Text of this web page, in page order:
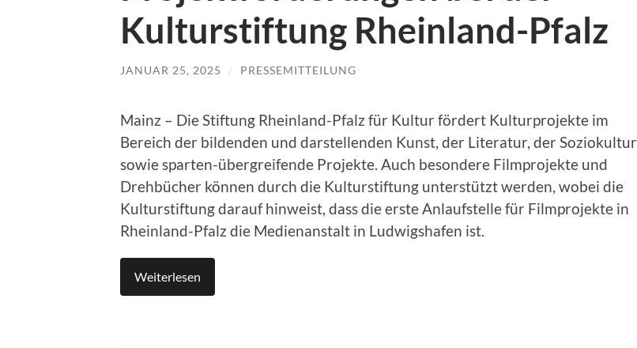
Kulturstiftung Rheinland-Pfalz
JANUAR 25, 2025 / PRESSEMITTEILUNG
Mainz – Die Stiftung Rheinland-Pfalz für Kultur fördert Kulturprojekte im
Bereich der bildenden und darstellenden Kunst, der Literatur, der Soziokultur
sowie sparten-übergreifende Projekte. Auch besondere Filmprojekte und
Drehbücher können durch die Kulturstiftung unterstützt werden, wobei die
Kulturstiftung darauf hinweist, dass die erste Anlaufstelle für Filmprojekte in
Rheinland-Pfalz die Medienanstalt in Ludwigshafen ist.
Weiterlesen